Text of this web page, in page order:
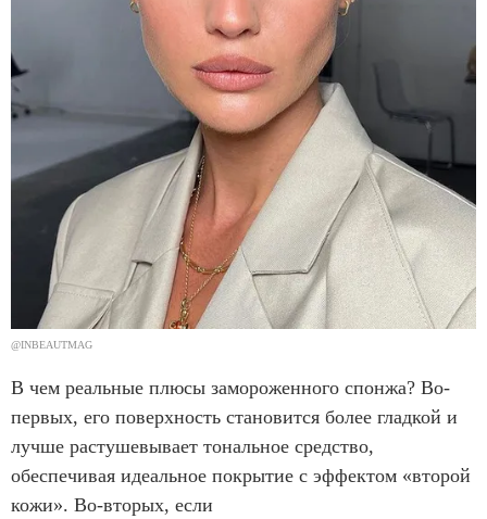
@INBEAUTMAG
В чем реальные плюсы замороженного спонжа? Во-
первых, его поверхность становится более гладкой и
лучше растушевывает тональное средство,
обеспечивая идеальное покрытие с эффектом «второй
кожи». Во-вторых, если